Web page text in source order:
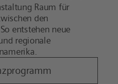
Raum für
den
entstehen neue
regionale